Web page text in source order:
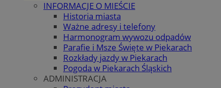
INFORMACJE O MIEŚCIE
Historia miasta
Ważne adresy i telefony
Harmonogram wywozu odpadów
Parafie i Msze Święte w Piekarach
Rozkłady jazdy w Piekarach
Pogoda w Piekarach Śląskich
ADMINISTRACJA